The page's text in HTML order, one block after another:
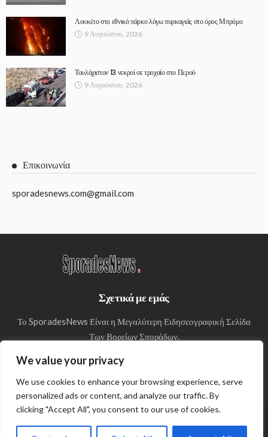
We value your privacy
We use cookies to enhance your browsing experience, serve
personalized ads or content, and analyze our traffic. By
clicking "Accept All", you consent to our use of cookies.
Λουκέτο στο εθνικό πάρκο λόγω πυρκαγιάς στο όρος Μπρόμο
9 Αυγούστου, 2026
Τουλάχιστον 13 νεκροί σε τροχαίο στο Περού
9 Αυγούστου, 2026
Επικοινωνία
sporadesnews.com@gmail.com
Σχετικά με εμάς
Το SporadesNews Είναι η Μεγαλύτερη Ειδησεογραφική Σελίδα
Των Βορείων Σποράδων.
© Copyright 2024 SporadesNews